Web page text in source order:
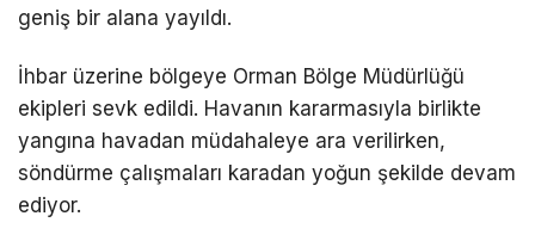
geniş bir alana yayıldı.
İhbar üzerine bölgeye Orman Bölge Müdürlüğü
ekipleri sevk edildi. Havanın kararmasıyla birlikte
yangına havadan müdahaleye ara verilirken,
söndürme çalışmaları karadan yoğun şekilde devam
ediyor.